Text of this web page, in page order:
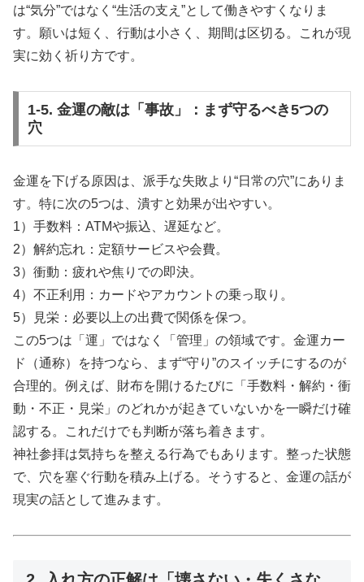
は“気分”ではなく“生活の支え”として働きやすくなりま
す。願いは短く、行動は小さく、期間は区切る。これが現
実に効く祈り方です。
1-5. 金運の敵は「事故」：まず守るべき5つの
穴
金運を下げる原因は、派手な失敗より“日常の穴”にありま
す。特に次の5つは、潰すと効果が出やすい。
1）手数料：ATMや振込、遅延など。
2）解約忘れ：定額サービスや会費。
3）衝動：疲れや焦りでの即決。
4）不正利用：カードやアカウントの乗っ取り。
5）見栄：必要以上の出費で関係を保つ。
この5つは「運」ではなく「管理」の領域です。金運カー
ド（通称）を持つなら、まず“守り”のスイッチにするのが
合理的。例えば、財布を開けるたびに「手数料・解約・衝
動・不正・見栄」のどれかが起きていないかを一瞬だけ確
認する。これだけでも判断が落ち着きます。
神社参拝は気持ちを整える行為でもあります。整った状態
で、穴を塞ぐ行動を積み上げる。そうすると、金運の話が
現実の話として進みます。